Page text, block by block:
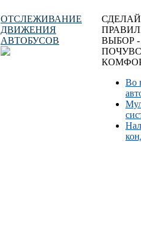
ОТСЛЕЖИВАНИЕ
ДВИЖЕНИЯ
АВТОБУСОВ
ВЫБОР -
Во